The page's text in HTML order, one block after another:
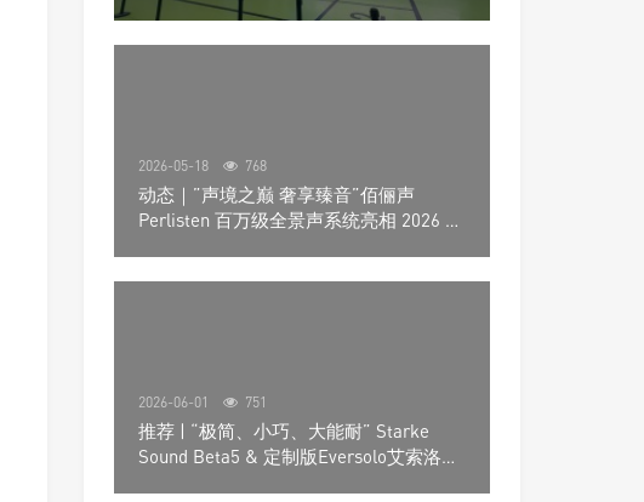
2026-05-18 768
动态｜”声境之巅 奢享臻音”佰俪声
Perlisten 百万级全景声系统亮相 2026 北
2026-06-01 751
推荐 | “极简、小巧、大能耐” Starke
Sound Beta5 & 定制版Eversolo艾索洛